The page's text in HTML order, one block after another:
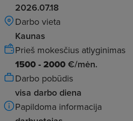
2026.07.18
Darbo vieta
Kaunas
Prieš mokesčius atlyginimas
1500 - 2000 €/mėn.
Darbo pobūdis
visa darbo diena
Papildoma informacija